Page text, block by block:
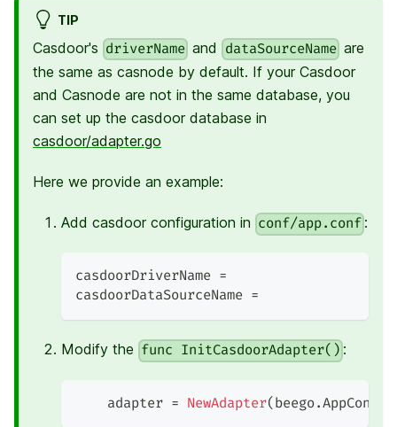
TIP
Casdoor's driverName and dataSourceName are
the same as casnode by default. If your Casdoor
and Casnode are not in the same database, you
can set up the casdoor database in
casdoor/adapter.go
Here we provide an example:
Add casdoor configuration in conf/app.conf :
casdoorDriverName =
casdoorDataSourceName =
Modify the func InitCasdoorAdapter() :
    adapter
= NewAdapter( beego.AppConfig